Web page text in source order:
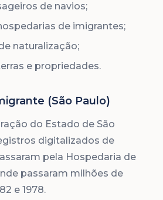
de navios;
de imigrantes;
naturalização;
e propriedades.
(São Paulo)
do Estado de São
digitalizados de
pela Hospedaria de
passaram milhões de
e 1978.